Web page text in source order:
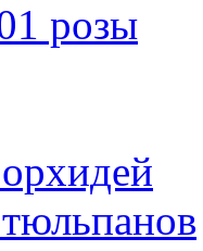
розы